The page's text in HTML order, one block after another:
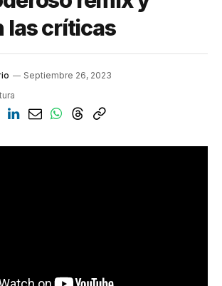
las críticas
Septiembre 26, 2023